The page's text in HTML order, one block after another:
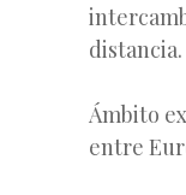
Ámbito
entre